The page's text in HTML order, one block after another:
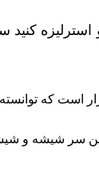
است که
بین سر شیشه